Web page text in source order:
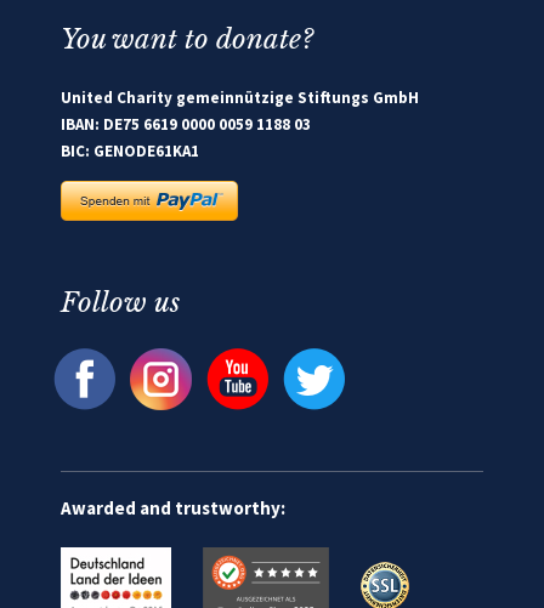
You want to donate?
United Charity gemeinnützige Stiftungs GmbH
IBAN: DE75 6619 0000 0059 1188 03
BIC: GENODE61KA1
Follow us
Awarded and trustworthy: